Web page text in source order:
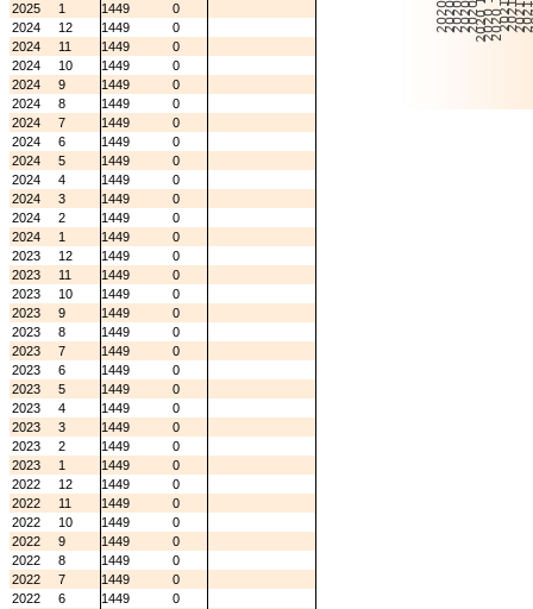
2025
1 1449
0
2024
12 1449
0
2024
11 1449
0
2024
10 1449
0
2024
9 1449
0
2024
8 1449
0
2024
7 1449
0
2024
6 1449
0
2024
5 1449
0
2024
4 1449
0
2024
3 1449
0
2024
2 1449
0
2024
1 1449
0
2023
12 1449
0
2023
11 1449
0
2023
10 1449
0
2023
9 1449
0
2023
8 1449
0
2023
7 1449
0
2023
6 1449
0
2023
5 1449
0
2023
4 1449
0
2023
3 1449
0
2023
2 1449
0
2023
1 1449
0
2022
12 1449
0
2022
11 1449
0
2022
10 1449
0
2022
9 1449
0
2022
8 1449
0
2022
7 1449
0
2022
6 1449
0